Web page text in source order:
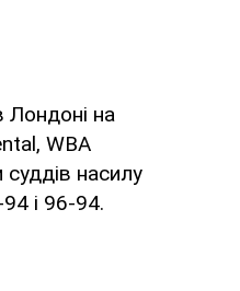
Лондоні на
WBA
насилу
і 96-94.